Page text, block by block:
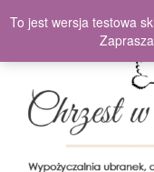
To jest wersja testowa